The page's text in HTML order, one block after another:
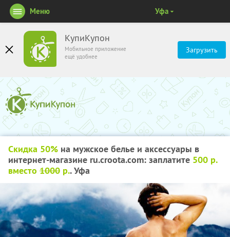
КупиКупон
Мобильное приложение
ещё удобнее
Загрузить
Меню Уфа
Скидка 50% на мужское белье и аксессуары в
интернет-магазине ru.croota.com: заплатите 500 р.
вместо 1000 р.. Уфа